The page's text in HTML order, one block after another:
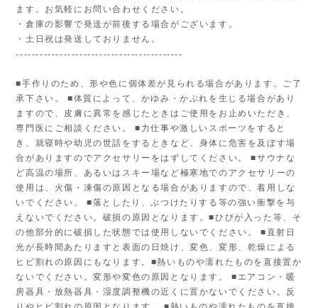
ます。お気軽にお問い合わせください。
・倉庫の影響で発送が前後する場合がございます。
・土日祝は発送しておりません。
------------------------------------------
■手作りのため、形や色に個体差が見られる場合があります。ご了
承下さい。 ■体質によって、かゆみ・かぶれを生じる場合があり
ますので、皮膚に異常を感じたときはご使用をお止めいただき、
専門医にご相談ください。 ■力仕事や激しいスポーツをすると
き、就寝時や幼児の世話をするときなど、身体に危害を及ぼす場
合がありますのでアクセサリーをはずしてください。 ■サウナな
ど高温の場所、あるいはスキー場など極寒地でのアクセサリーの
使用は、火傷・凍傷の原因となる場合がありますので、着用しな
いでください。 ■落としたり、ぶつけたりする等の強い衝撃を与
えないでください。破損の原因となります。■ひびが入った等、そ
の他部分的に破損した状態では使用しないでください。 ■直射日
光が長時間あたりますと表面の日焼け、変色、変形、乾燥による
ヒビ割れの原因にもなります。■熱いものや濡れたものを直接置か
ないでください。変形や変色の原因となります。 ■エアコン・暖
房器具・放熱器具・湿度調整機の近くに置かないでください。反